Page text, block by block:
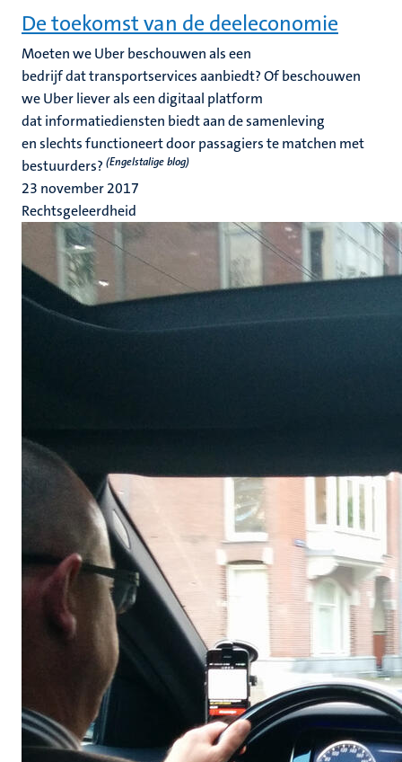
De toekomst van de deeleconomie
Moeten we Uber beschouwen als een
bedrijf dat transportservices aanbiedt? Of beschouwen
we Uber liever als een digitaal platform
dat informatiediensten biedt aan de samenleving
en slechts functioneert door passagiers te matchen met
bestuurders? (Engelstalige blog)
23 november 2017
Rechtsgeleerdheid